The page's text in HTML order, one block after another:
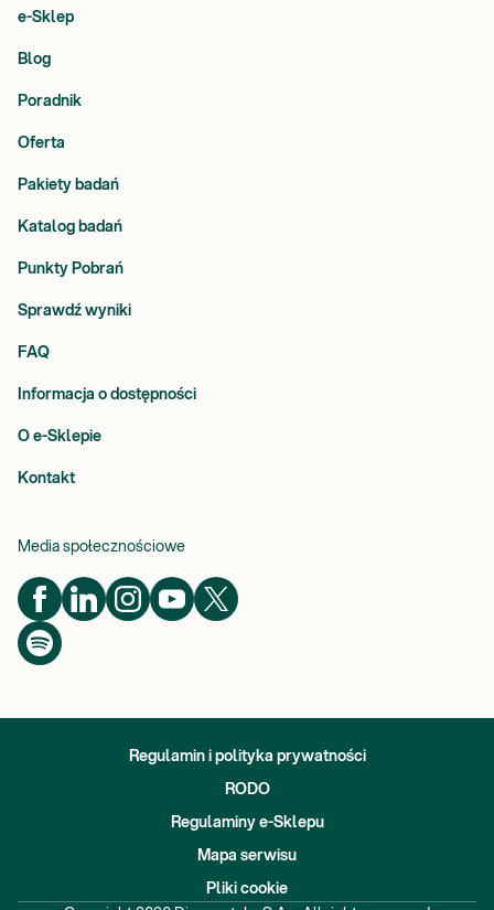
e-Sklep
Blog
Poradnik
Oferta
Pakiety badań
Katalog badań
Punkty Pobrań
Sprawdź wyniki
FAQ
Informacja o dostępności
O e-Sklepie
Kontakt
Media społecznościowe
Regulamin i polityka prywatności
RODO
Regulaminy e-Sklepu
Mapa serwisu
Pliki cookie